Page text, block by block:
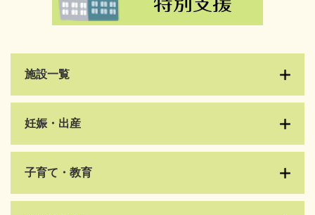
施設一覧
妊娠・出産
子育て・教育